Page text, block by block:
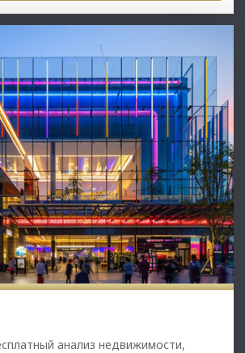
анализ недвижимости,